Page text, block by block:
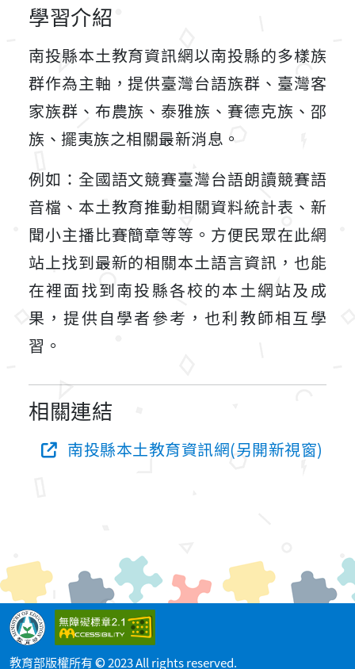
學習介紹
南投縣本土教育資訊網以南投縣的多樣族
群作為主軸，提供臺灣台語族群、臺灣客
家族群、布農族、泰雅族、賽德克族、邵
族、擺夷族之相關最新消息。
例如：全國語文競賽臺灣台語朗讀競賽語
音檔、本土教育推動相關資料統計表、新
聞小主播比賽簡章等等。方便民眾在此網
站上找到最新的相關本土語言資訊，也能
在裡面找到南投縣各校的本土網站及成
果，提供自學者參考，也利教師相互學
習。
相關連結
南投縣本土教育資訊網(另開新視窗)
教育部版權所有 © 2023 All rights reserved.